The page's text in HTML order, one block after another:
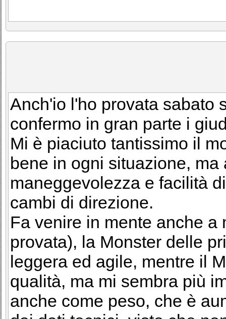
Anch'io l'ho provata sabato
confermo in gran parte i
Mi è piaciuto tantissimo il
bene in ogni situazione, ma
maneggevolezza e facilità
cambi di direzione.
Fa venire in mente anche
provata), la Monster delle
leggera ed agile, mentre il
qualità, ma mi sembra più
anche come peso, che è